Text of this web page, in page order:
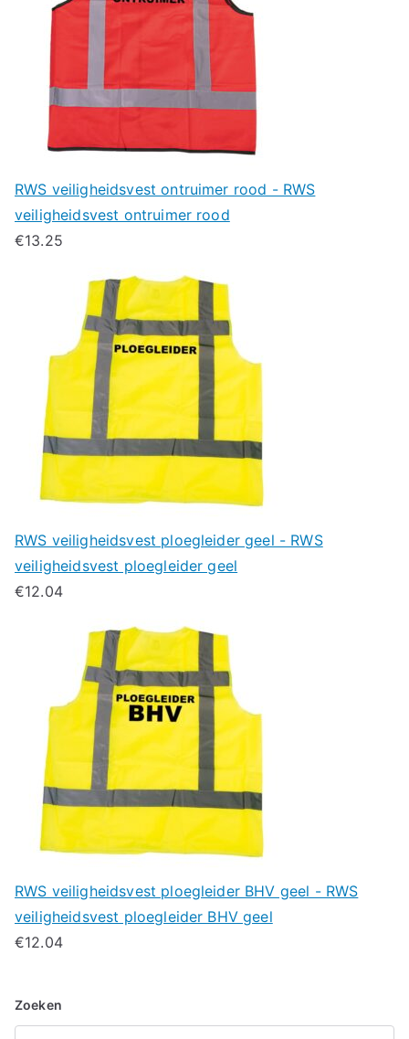
RWS veiligheidsvest ontruimer rood - RWS
veiligheidsvest ontruimer rood
€13.25
RWS veiligheidsvest ploegleider geel - RWS
veiligheidsvest ploegleider geel
€12.04
RWS veiligheidsvest ploegleider BHV geel - RWS
veiligheidsvest ploegleider BHV geel
€12.04
Zoeken